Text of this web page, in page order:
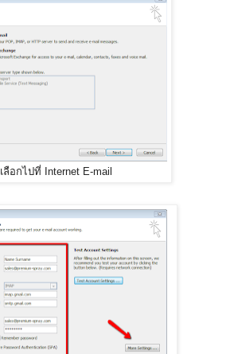
เลือกไปที่ Internet E-mail